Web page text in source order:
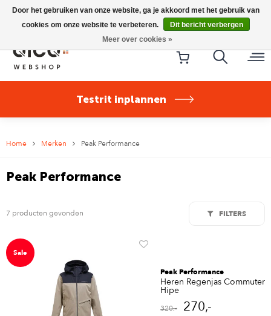
Riese & Müller Nevo5 Silent Core nu direct uit voorraad
leverbaar!
Testrit inplannen
Home Merken Peak Performance
Peak Performance
7 producten gevonden FILTERS
Sale
Peak Performance
Heren Regenjas Commuter
Hipe
320,- 270,-
Door het gebruiken van onze website, ga je akkoord met het gebruik van
cookies om onze website te verbeteren.
Dit bericht verbergen
Meer over cookies »